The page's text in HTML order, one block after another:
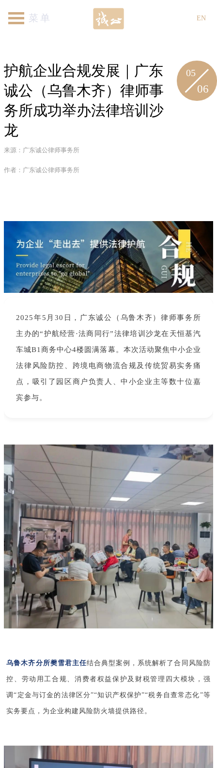
首页
关于我们
律师团队
专业领域
新闻资讯
各地机构
加入我们
联系我们 EN
护航企业合规发展｜广东
诚公（乌鲁木齐）律师事
务所成功举办法律培训沙
龙
来源：广东诚公律师事务所
作者：广东诚公律师事务所
05
06
2025年5月30日，广东诚公（乌鲁木齐）律师事务所
主办的“护航经营·法商同行”法律培训沙龙在天恒基汽
车城B1商务中心4楼圆满落幕。本次活动聚焦中小企业
法律风险防控、跨境电商物流合规及传统贸易实务痛
点，吸引了园区商户负责人、中小企业主等数十位嘉
宾参与。
乌鲁木齐分所樊雪君主任结合典型案例，系统解析了合同风险防
控、劳动用工合规、消费者权益保护及财税管理四大模块，强
调“定金与订金的法律区分”“知识产权保护”“税务自查常态化”等
实务要点，为企业构建风险防火墙提供路径。